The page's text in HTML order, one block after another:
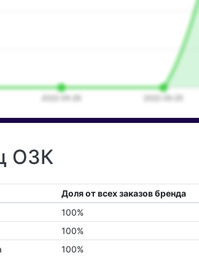
ОЗК
Доля от всех заказов бренда
100%
100%
100%